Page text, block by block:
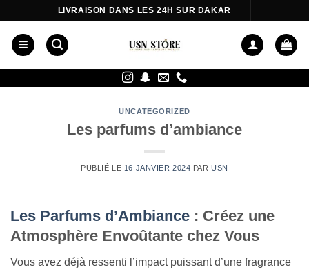
contenu
LIVRAISON DANS LES 24H SUR DAKAR
UNCATEGORIZED
Les parfums d’ambiance
PUBLIÉ LE 16 JANVIER 2024 PARUSN
Les Parfums d’Ambiance : Créez une
Atmosphère Envoûtante chez Vous
Vous avez déjà ressenti l’impact puissant d’une fragrance